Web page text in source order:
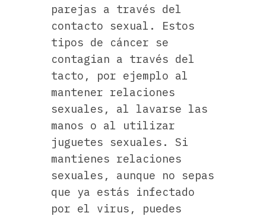
parejas a través del
contacto sexual. Estos
tipos de cáncer se
contagian a través del
tacto, por ejemplo al
mantener relaciones
sexuales, al lavarse las
manos o al utilizar
juguetes sexuales. Si
mantienes relaciones
sexuales, aunque no sepas
que ya estás infectado
por el virus, puedes